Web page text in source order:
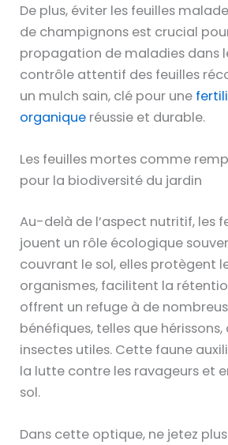
De plus, éviter les feuilles
de champignons est crucial
propagation de maladies dans
contrôle attentif des feuilles
un mulch sain, clé pour une
organique réussie et durable.
Les feuilles mortes comme
pour la biodiversité du jardin
Au-delà de l’aspect nutritif, les
jouent un rôle écologique
couvrant le sol, elles protègent
organismes, facilitent la
offrent un refuge à de
bénéfiques, telles que
insectes utiles. Cette faune
la lutte contre les ravageurs et
sol.
Dans cette optique, ne jetez